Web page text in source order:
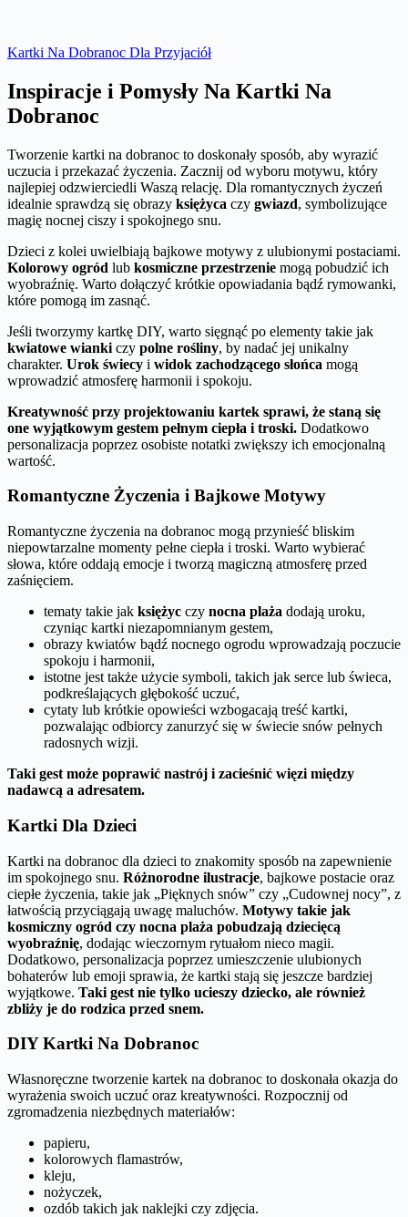
Kartki Na Dobranoc Dla Przyjaciół
Inspiracje i Pomysły Na Kartki Na
Dobranoc
Tworzenie kartki na dobranoc to doskonały sposób, aby wyrazić
uczucia i przekazać życzenia. Zacznij od wyboru motywu, który
najlepiej odzwierciedli Waszą relację. Dla romantycznych życzeń
idealnie sprawdzą się obrazy księżyca czy gwiazd, symbolizujące
magię nocnej ciszy i spokojnego snu.
Dzieci z kolei uwielbiają bajkowe motywy z ulubionymi postaciami.
Kolorowy ogród lub kosmiczne przestrzenie mogą pobudzić ich
wyobraźnię. Warto dołączyć krótkie opowiadania bądź rymowanki,
które pomogą im zasnąć.
Jeśli tworzymy kartkę DIY, warto sięgnąć po elementy takie jak
kwiatowe wianki czy polne rośliny, by nadać jej unikalny
charakter. Urok świecy i widok zachodzącego słońca mogą
wprowadzić atmosferę harmonii i spokoju.
Kreatywność przy projektowaniu kartek sprawi, że staną się
one wyjątkowym gestem pełnym ciepła i troski. Dodatkowo
personalizacja poprzez osobiste notatki zwiększy ich emocjonalną
wartość.
Romantyczne Życzenia i Bajkowe Motywy
Romantyczne życzenia na dobranoc mogą przynieść bliskim
niepowtarzalne momenty pełne ciepła i troski. Warto wybierać
słowa, które oddają emocje i tworzą magiczną atmosferę przed
zaśnięciem.
tematy takie jak księżyc czy nocna plaża dodają uroku,
czyniąc kartki niezapomnianym gestem,
obrazy kwiatów bądź nocnego ogrodu wprowadzają poczucie
spokoju i harmonii,
istotne jest także użycie symboli, takich jak serce lub świeca,
podkreślających głębokość uczuć,
cytaty lub krótkie opowieści wzbogacają treść kartki,
pozwalając odbiorcy zanurzyć się w świecie snów pełnych
radosnych wizji.
Taki gest może poprawić nastrój i zacieśnić więzi między
nadawcą a adresatem.
Kartki Dla Dzieci
Kartki na dobranoc dla dzieci to znakomity sposób na zapewnienie
im spokojnego snu. Różnorodne ilustracje, bajkowe postacie oraz
ciepłe życzenia, takie jak „Pięknych snów” czy „Cudownej nocy”, z
łatwością przyciągają uwagę maluchów. Motywy takie jak
kosmiczny ogród czy nocna plaża pobudzają dziecięcą
wyobraźnię, dodając wieczornym rytuałom nieco magii.
Dodatkowo, personalizacja poprzez umieszczenie ulubionych
bohaterów lub emoji sprawia, że kartki stają się jeszcze bardziej
wyjątkowe. Taki gest nie tylko ucieszy dziecko, ale również
zbliży je do rodzica przed snem.
DIY Kartki Na Dobranoc
Własnoręczne tworzenie kartek na dobranoc to doskonała okazja do
wyrażenia swoich uczuć oraz kreatywności. Rozpocznij od
zgromadzenia niezbędnych materiałów:
papieru,
kolorowych flamastrów,
kleju,
nożyczek,
ozdób takich jak naklejki czy zdjęcia.